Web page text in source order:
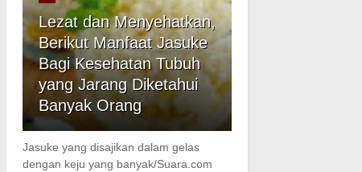
Lezat dan Menyehatkan,
Berikut Manfaat Jasuke
Bagi Kesehatan Tubuh
yang Jarang Diketahui
Banyak Orang
Jasuke yang disajikan dalam gelas
dengan keju yang banyak/Suara.com